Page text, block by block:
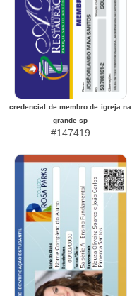
credencial de membro de igreja na
grande sp
#147419